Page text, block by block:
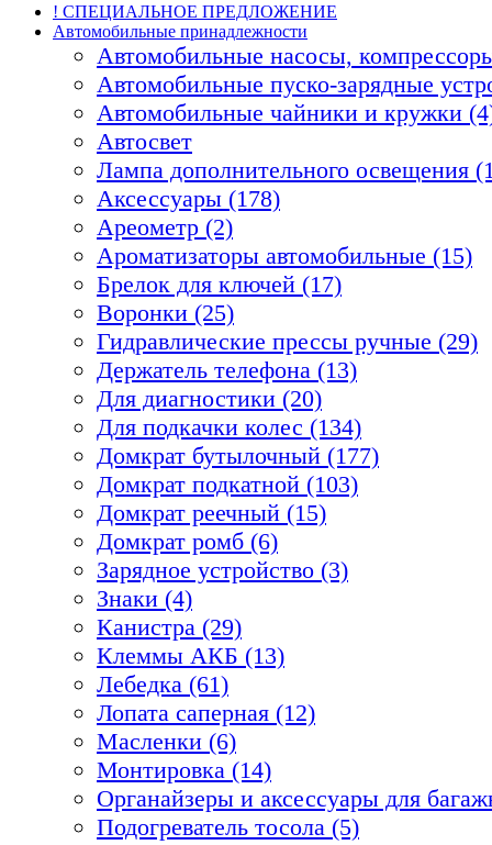
! СПЕЦИАЛЬНОЕ ПРЕДЛОЖЕНИЕ
Автомобильные принадлежности
Автомобильные насосы,
Автомобильные пуско-зарядные
Автомобильные чайники и кружки
Автосвет
Лампа дополнительного освещения
Аксессуары (178)
Ареометр (2)
Ароматизаторы автомобильные (15)
Брелок для ключей (17)
Воронки (25)
Гидравлические прессы ручные (29)
Держатель телефона (13)
Для диагностики (20)
Для подкачки колес (134)
Домкрат бутылочный (177)
Домкрат подкатной (103)
Домкрат реечный (15)
Домкрат ромб (6)
Зарядное устройство (3)
Знаки (4)
Канистра (29)
Клеммы АКБ (13)
Лебедка (61)
Лопата саперная (12)
Масленки (6)
Монтировка (14)
Органайзеры и аксессуары для
Подогреватель тосола (5)